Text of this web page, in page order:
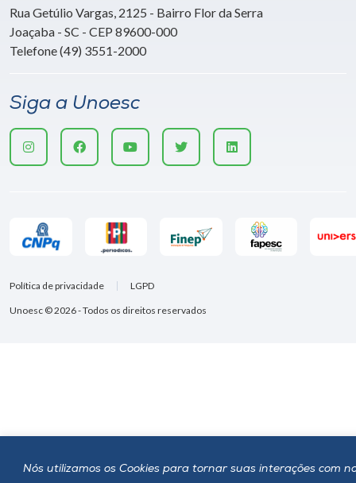
Nós utilizamos os Cookies para tornar suas interações com
Rua Getúlio Vargas, 2125 - Bairro Flor da Serra
Joaçaba - SC - CEP 89600-000
Telefone (49) 3551-2000
Siga a Unoesc
Unoesc © 2026 - Todos os direitos reservados
Política de privacidade LGPD